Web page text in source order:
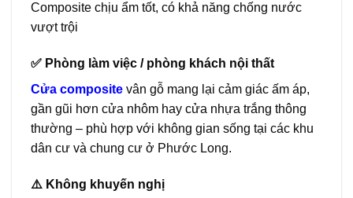
Composite chịu ẩm tốt, có khả năng chống nước
vượt trội
✅ Phòng làm việc / phòng khách nội thất
Cửa composite vân gỗ mang lại cảm giác ấm áp,
gần gũi hơn cửa nhôm hay cửa nhựa trắng thông
thường – phù hợp với không gian sống tại các khu
dân cư và chung cư ở Phước Long.
⚠️ Không khuyến nghị